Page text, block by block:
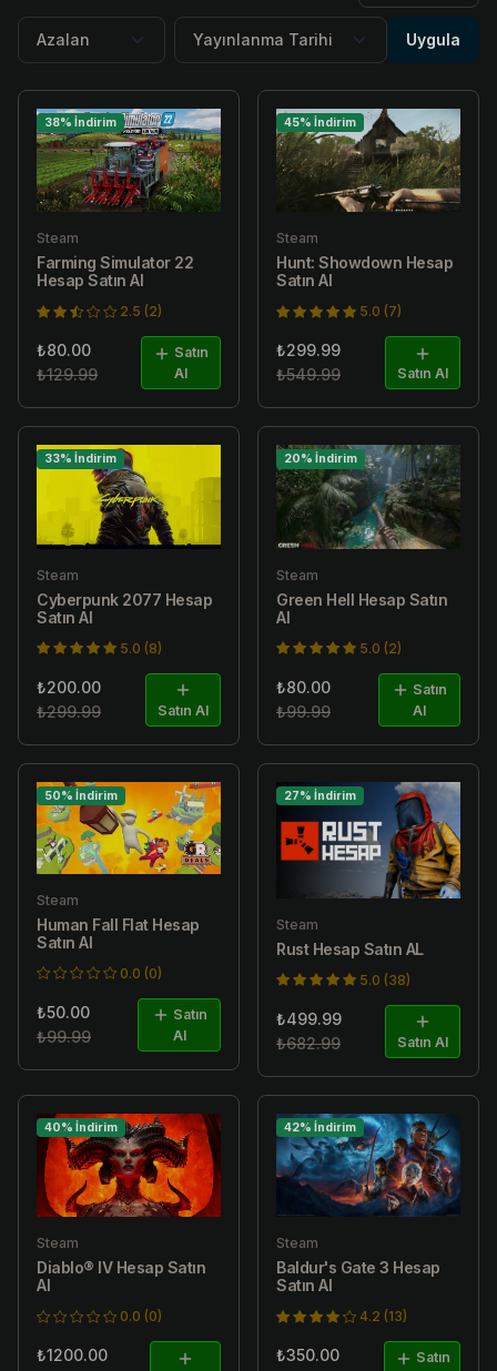
Uygula
38% İndirim
Steam
Farming Simulator 22
Hesap Satın Al
2.5 (2)
₺80.00
₺129.99
Satın
Al
45% İndirim
Steam
Hunt: Showdown Hesap
Satın Al
5.0 (7)
₺299.99
₺549.99
Satın Al
33% İndirim
Steam
Cyberpunk 2077 Hesap
Satın Al
5.0 (8)
₺200.00
₺299.99
Satın Al
20% İndirim
Steam
Green Hell Hesap Satın
Al
5.0 (2)
₺80.00
₺99.99
Satın
Al
50% İndirim
Steam
Human Fall Flat Hesap
Satın Al
0.0 (0)
₺50.00
₺99.99
Satın
Al
27% İndirim
Steam
Rust Hesap Satın AL
5.0 (38)
₺499.99
₺682.99
Satın Al
40% İndirim
Steam
Diablo® IV Hesap Satın
Al
0.0 (0)
₺1200.00
42% İndirim
Steam
Baldur's Gate 3 Hesap
Satın Al
4.2 (13)
₺350.00
Satın